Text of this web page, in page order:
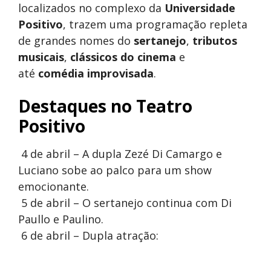
localizados no complexo da Universidade
Positivo, trazem uma programação repleta
de grandes nomes do sertanejo, tributos
musicais, clássicos do cinema e
até comédia improvisada.
Destaques no Teatro
Positivo
4 de abril – A dupla Zezé Di Camargo e
Luciano sobe ao palco para um show
emocionante.
5 de abril – O sertanejo continua com Di
Paullo e Paulino.
6 de abril – Dupla atração: